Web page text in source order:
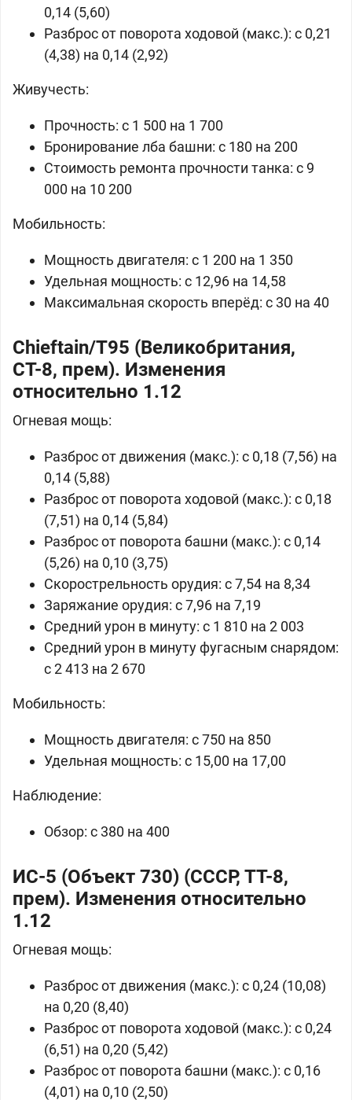
0,14 (5,60)
Разброс от поворота ходовой (макс.): с 0,21
(4,38) на 0,14 (2,92)
Живучесть:
Прочность: с 1 500 на 1 700
Бронирование лба башни: с 180 на 200
Стоимость ремонта прочности танка: с 9
000 на 10 200
Мобильность:
Мощность двигателя: с 1 200 на 1 350
Удельная мощность: с 12,96 на 14,58
Максимальная скорость вперёд: с 30 на 40
Chieftain/T95 (Великобритания,
СТ-8, прем). Изменения
относительно 1.12
Огневая мощь:
Разброс от движения (макс.): с 0,18 (7,56) на
0,14 (5,88)
Разброс от поворота ходовой (макс.): с 0,18
(7,51) на 0,14 (5,84)
Разброс от поворота башни (макс.): с 0,14
(5,26) на 0,10 (3,75)
Скорострельность орудия: с 7,54 на 8,34
Заряжание орудия: с 7,96 на 7,19
Средний урон в минуту: с 1 810 на 2 003
Средний урон в минуту фугасным снарядом:
с 2 413 на 2 670
Мобильность:
Мощность двигателя: с 750 на 850
Удельная мощность: с 15,00 на 17,00
Наблюдение:
Обзор: с 380 на 400
ИС-5 (Объект 730) (СССР, ТТ-8,
прем). Изменения относительно
1.12
Огневая мощь:
Разброс от движения (макс.): с 0,24 (10,08)
на 0,20 (8,40)
Разброс от поворота ходовой (макс.): с 0,24
(6,51) на 0,20 (5,42)
Разброс от поворота башни (макс.): с 0,16
(4,01) на 0,10 (2,50)